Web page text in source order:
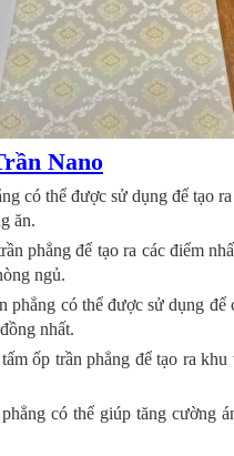
Nano
có thể được sử dụng để tạo
ăn.
phẳng để tạo ra các điểm
ngủ.
có thể được sử dụng
nhất.
ốp trần phẳng để tạo ra
có thể giúp tăng cường